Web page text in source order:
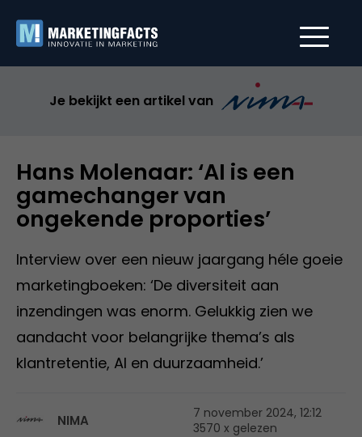
Je bekijkt een artikel van
Hans Molenaar: ‘AI is een
gamechanger van
ongekende proporties’
Interview over een nieuw jaargang héle goeie
marketingboeken: ‘De diversiteit aan
inzendingen was enorm. Gelukkig zien we
aandacht voor belangrijke thema’s als
klantretentie, AI en duurzaamheid.’
NIMA
7 november 2024, 12:12
3570 x gelezen